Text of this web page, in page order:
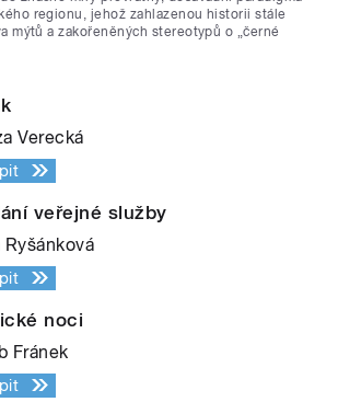
regionu, jehož zahlazenou historii stále
mýtů a zakořeněných stereotypů o „černé
Verecká
veřejné služby
Ryšánková
noci
Fránek